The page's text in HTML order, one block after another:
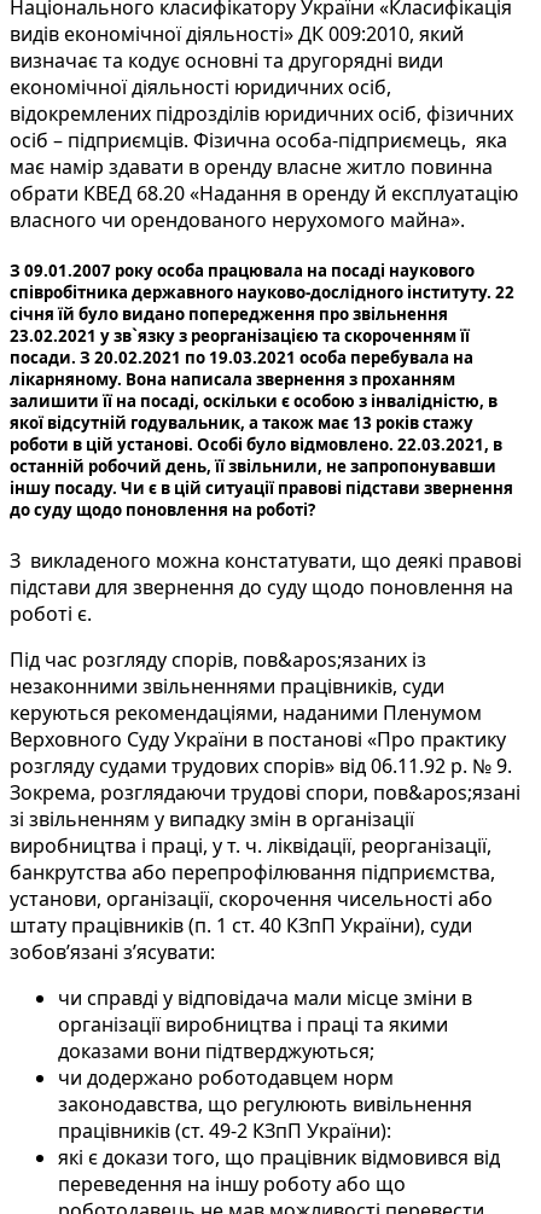
Національного класифікатору України «Класифікація
видів економічної діяльності» ДК 009:2010, який
визначає та кодує основні та другорядні види
економічної діяльності юридичних осіб,
відокремлених підрозділів юридичних осіб, фізичних
осіб – підприємців. Фізична особа-підприємець, яка
має намір здавати в оренду власне житло повинна
обрати КВЕД 68.20 «Надання в оренду й експлуатацію
власного чи орендованого нерухомого майна».
З 09.01.2007 року особа працювала на посаді наукового
співробітника державного науково-дослідного інституту. 22
січня їй було видано попередження про звільнення
23.02.2021 у зв`язку з реорганізацією та скороченням її
посади. З 20.02.2021 по 19.03.2021 особа перебувала на
лікарняному. Вона написала звернення з проханням
залишити її на посаді, оскільки є особою з інвалідністю, в
якої відсутній годувальник, а також має 13 років стажу
роботи в цій установі. Особі було відмовлено. 22.03.2021, в
останній робочий день, її звільнили, не запропонувавши
іншу посаду. Чи є в цій ситуації правові підстави звернення
до суду щодо поновлення на роботі?
З викладеного можна констатувати, що деякі правові
підстави для звернення до суду щодо поновлення на
роботі є.
Під час розгляду спорів, пов&apos;язаних із
незаконними звільненнями працівників, суди
керуються рекомендаціями, наданими Пленумом
Верховного Суду України в постанові «Про практику
розгляду судами трудових спорів» від 06.11.92 р. № 9.
Зокрема, розглядаючи трудові спори, пов&apos;язані
зі звільненням у випадку змін в організації
виробництва і праці, у т. ч. ліквідації, реорганізації,
банкрутства або перепрофілювання підприємства,
установи, організації, скорочення чисельності або
штату працівників (п. 1 ст. 40 КЗпП України), суди
зобов’язані з’ясувати:
чи справді у відповідача мали місце зміни в
організації виробництва і праці та якими
доказами вони підтверджуються;
чи додержано роботодавцем норм
законодавства, що регулюють вивільнення
працівників (ст. 49-2 КЗпП України):
які є докази того, що працівник відмовився від
переведення на іншу роботу або що